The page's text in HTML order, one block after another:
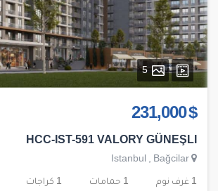
5
$ 231,000
HCC-IST-591 VALORY GÜNEŞLI
Istanbul , Bağcilar
1 غرف نوم 1 حمامات 1 كراجات